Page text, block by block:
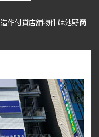
造作付貸店舗物件は池野商